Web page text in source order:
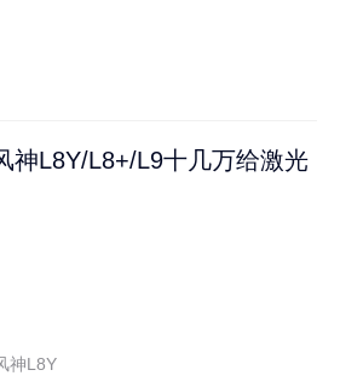
神L8Y/L8+/L9十几万给激光
神L8Y